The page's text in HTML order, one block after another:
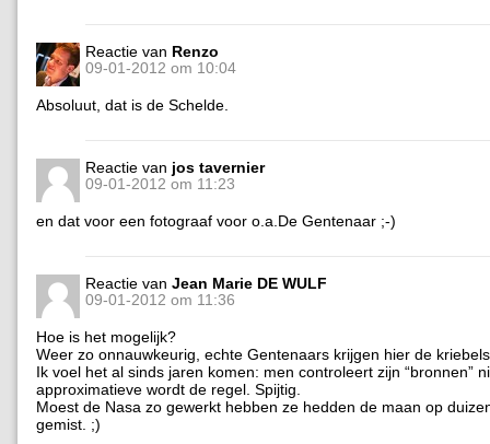
Reactie van Renzo
09-01-2012 om 10:04
Absoluut, dat is de Schelde.
Reactie van jos tavernier
09-01-2012 om 11:23
en dat voor een fotograaf voor o.a.De Gentenaar ;-)
Reactie van Jean Marie DE WULF
09-01-2012 om 11:36
Hoe is het mogelijk?
Weer zo onnauwkeurig, echte Gentenaars krijgen hier de
Ik voel het al sinds jaren komen: men controleert zijn “bronnen”
approximatieve wordt de regel. Spijtig.
Moest de Nasa zo gewerkt hebben ze hedden de maan op
gemist. ;)